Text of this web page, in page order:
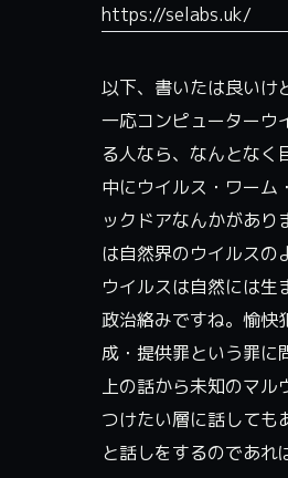
https://selabs.uk/
以下、書いたは良いけ
一応コンピューターウ
る人なら、なんとなく
中にウイルス・ワーム
ックドアなんかがあ
は自然界のウイルスの
ウイルスは自然には生
政治絡みですね。愉快
成・提供罪という罪に
上の話から未知のマル
つけたい層に話しても
と話しをするのであれ